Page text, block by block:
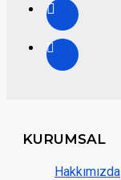
KURUMSAL
Hakkımızda